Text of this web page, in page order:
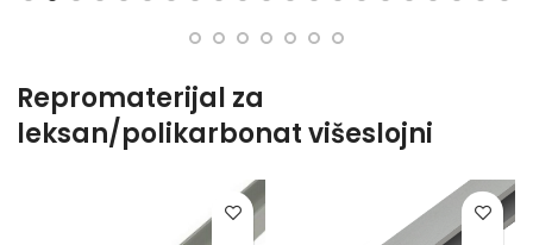
Repromaterijal za
leksan/polikarbonat višeslojni